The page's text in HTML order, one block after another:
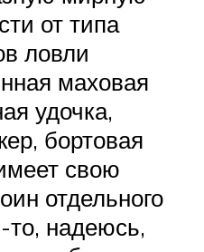
от типа
ловли
маховая
удочка,
бортовая
свою
отдельного
надеюсь,